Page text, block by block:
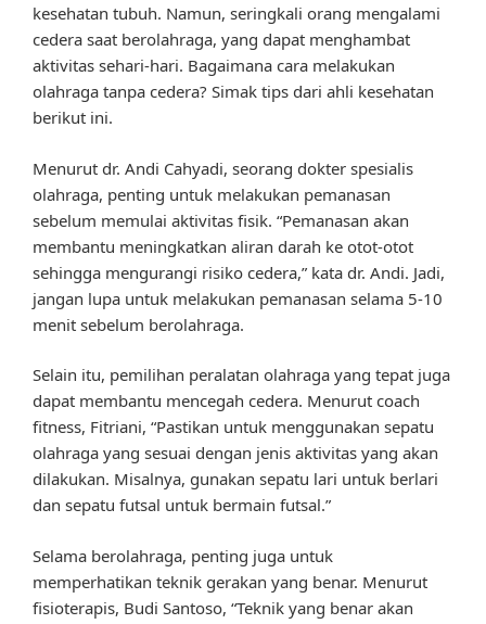
kesehatan tubuh. Namun, seringkali orang mengalami
cedera saat berolahraga, yang dapat menghambat
aktivitas sehari-hari. Bagaimana cara melakukan
olahraga tanpa cedera? Simak tips dari ahli kesehatan
berikut ini.
Menurut dr. Andi Cahyadi, seorang dokter spesialis
olahraga, penting untuk melakukan pemanasan
sebelum memulai aktivitas fisik. “Pemanasan akan
membantu meningkatkan aliran darah ke otot-otot
sehingga mengurangi risiko cedera,” kata dr. Andi. Jadi,
jangan lupa untuk melakukan pemanasan selama 5-10
menit sebelum berolahraga.
Selain itu, pemilihan peralatan olahraga yang tepat juga
dapat membantu mencegah cedera. Menurut coach
fitness, Fitriani, “Pastikan untuk menggunakan sepatu
olahraga yang sesuai dengan jenis aktivitas yang akan
dilakukan. Misalnya, gunakan sepatu lari untuk berlari
dan sepatu futsal untuk bermain futsal.”
Selama berolahraga, penting juga untuk
memperhatikan teknik gerakan yang benar. Menurut
fisioterapis, Budi Santoso, “Teknik yang benar akan